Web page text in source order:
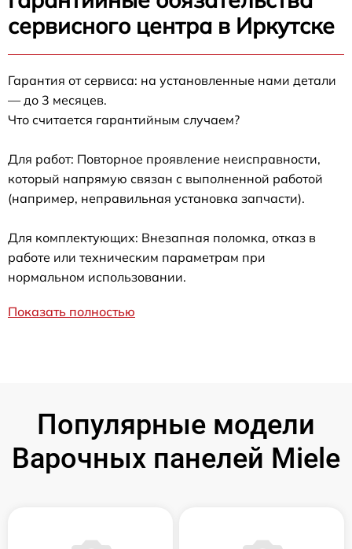
сервисного центра в Иркутске
Гарантия от сервиса: на установленные нами детали
— до 3 месяцев.
Что считается гарантийным случаем?
Для работ: Повторное проявление неисправности,
который напрямую связан с выполненной работой
(например, неправильная установка запчасти).
Для комплектующих: Внезапная поломка, отказ в
работе или техническим параметрам при
нормальном использовании.
Показать полностью
Популярные модели
Варочных панелей Miele